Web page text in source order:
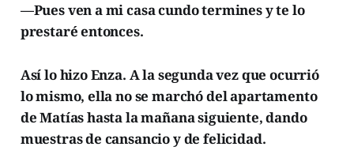
—Pues ven a mi casa cundo termines y te lo
prestaré entonces.
Así lo hizo Enza. A la segunda vez que ocurrió
lo mismo, ella no se marchó del apartamento
de Matías hasta la mañana siguiente, dando
muestras de cansancio y de felicidad.